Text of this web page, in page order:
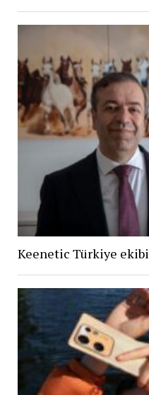
Keenetic Türkiye ekibi